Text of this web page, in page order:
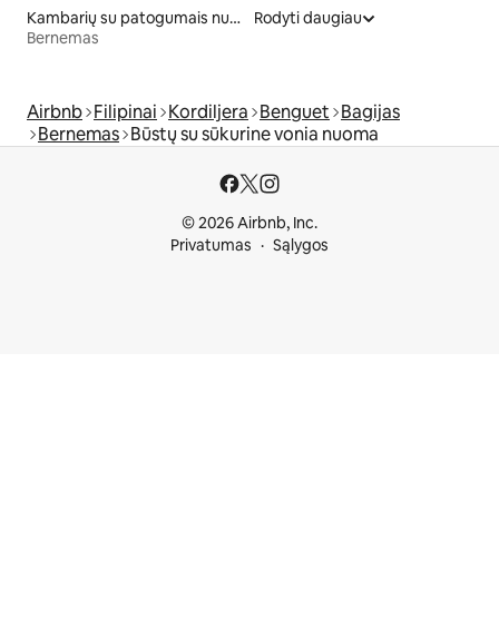
Kambarių su patogumais nuoma
Bernemas
Rodyti daugiau
Airbnb Filipinai Kordiljera Benguet Bagijas
Bernemas Būstų su sūkurine vonia nuoma
© 2026 Airbnb, Inc.
Privatumas
Sąlygos